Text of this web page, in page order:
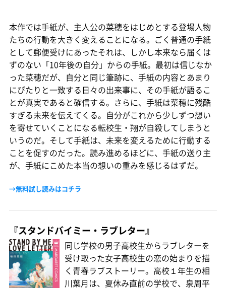
本作では手紙が、主人公の菜穂をはじめとする登場人物
たちの行動を大きく変えることになる。ごく普通の手紙
として郵便受けにあったそれは、しかし本来なら届くは
ずのない「10年後の自分」からの手紙。最初は信じなか
った菜穂だが、自分と同じ筆跡に、手紙の内容とあまり
にぴたりと一致する日々の出来事に、その手紙が語るこ
とが真実であると確信する。さらに、手紙は菜穂に残酷
すぎる未来を伝えてくる。自分がこれから少しずつ想い
を寄せていくことになる転校生・翔が自殺してしまうと
いうのだ。そして手紙は、未来を変えるために行動する
ことを促すのだった。読み進めるほどに、手紙の送り主
が、手紙にこめた本当の想いの重みを感じるはずだ。
→無料試し読みはコチラ
『スタンドバイミー・ラブレター』
同じ学校の男子高校生からラブレターを
受け取った女子高校生の恋の始まりを描
く青春ラブストーリー。高校１年生の相
川葉月は、夏休み直前の学校で、泉周平